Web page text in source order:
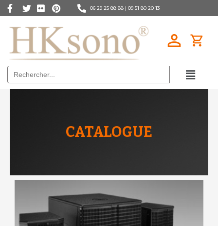
06 29 25 88 88 | 09 51 80 20 13
Search
for:
CATALOGUE